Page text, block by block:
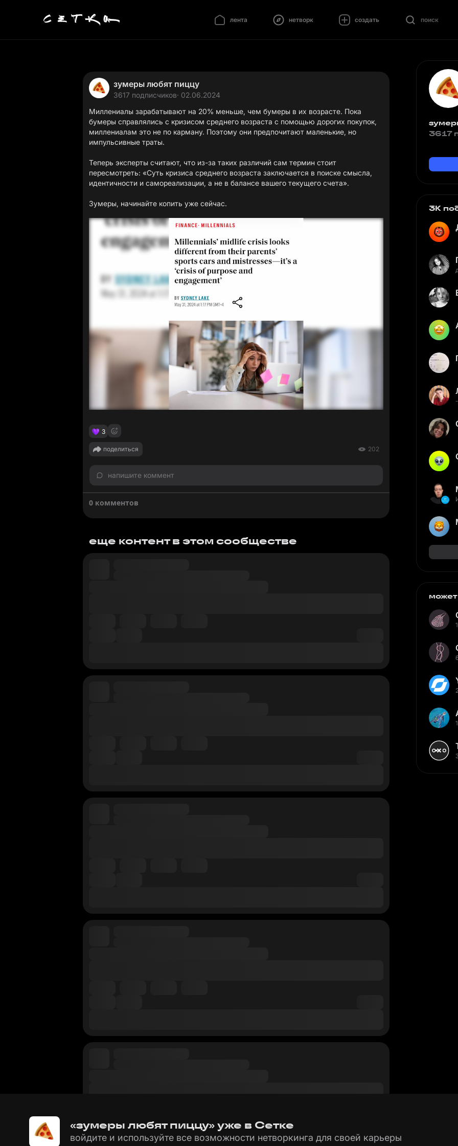
лента нетворк создать поиск
зумеры любят пиццу
3617 подписчиков· 02.06.2024
Миллениалы зарабатывают на 20% меньше, чем бумеры в их возрасте. Пока
бумеры справлялись с кризисом среднего возраста с помощью дорогих покупок,
миллениалам это не по карману. Поэтому они предпочитают маленькие, но
импульсивные траты.
Теперь эксперты считают, что из-за таких различий сам термин стоит
пересмотреть: «Суть кризиса среднего возраста заключается в поиске смысла,
идентичности и самореализации, а не в балансе вашего текущего счета».
Зумеры, начинайте копить уже сейчас.
3
поделиться 202
напишите коммент
0 комментов
еще контент в этом сообществе
3617
3K
«зумеры любят пиццу» уже в Сетке
войдите и используйте все возможности нетворкинга для своей карьеры